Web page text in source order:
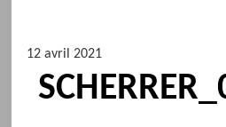
12 avril 2021